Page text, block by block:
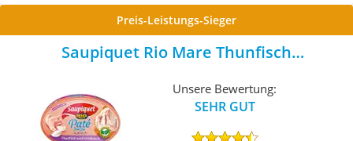
Preis-Leistungs-Sieger
Saupiquet Rio Mare Thunfisch
Unsere Bewertung:
SEHR GUT